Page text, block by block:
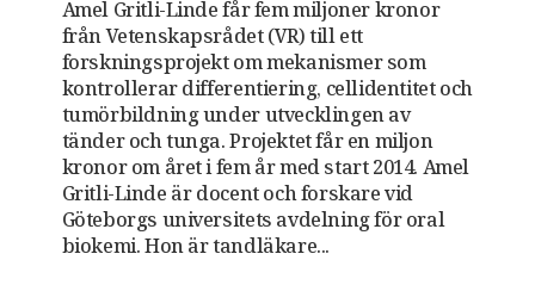
Amel Gritli-Linde får fem miljoner kronor
från Vetenskapsrådet (VR) till ett
forskningsprojekt om mekanismer som
kontrollerar differentiering, cellidentitet och
tumörbildning under utvecklingen av
tänder och tunga. Projektet får en miljon
kronor om året i fem år med start 2014. Amel
Gritli-Linde är docent och forskare vid
Göteborgs universitets avdelning för oral
biokemi. Hon är tandläkare...